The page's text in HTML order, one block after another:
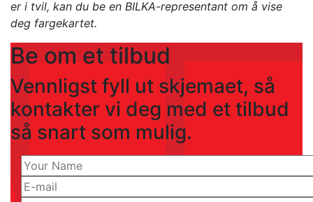
er i tvil, kan du be en BILKA-representant om å vise
deg fargekartet.
Be om et tilbud
Vennligst fyll ut skjemaet, så
kontakter vi deg med et tilbud
så snart som mulig.